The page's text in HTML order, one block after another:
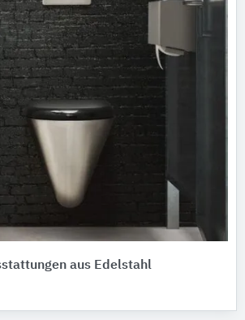
aus Edelstahl